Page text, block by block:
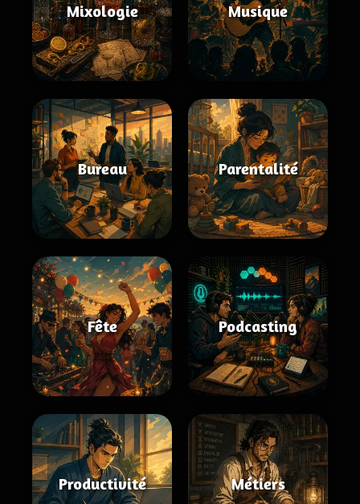
Mixologie Musique
Bureau Parentalité
Fête Podcasting
Productivité Métiers